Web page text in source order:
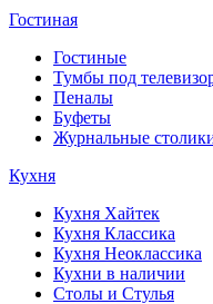
Гостиная
Гостиные
Тумбы под
Пеналы
Буфеты
Журнальные
Кухня
Кухня Хайтек
Кухня Классика
Кухня Неоклассика
Кухни в наличии
Столы и Стулья